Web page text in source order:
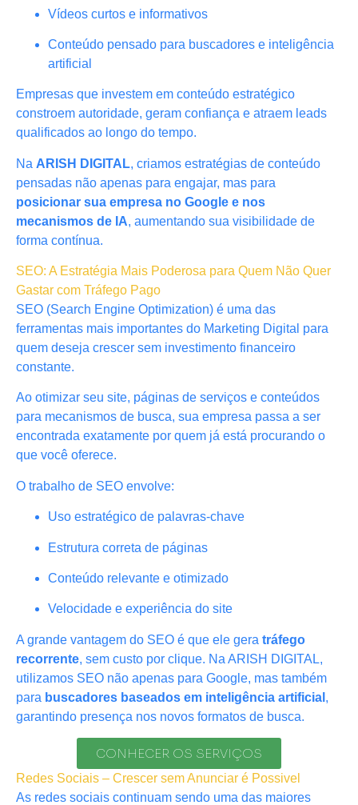
Vídeos curtos e informativos
Conteúdo pensado para buscadores e inteligência
artificial
Empresas que investem em conteúdo estratégico
constroem autoridade, geram confiança e atraem leads
qualificados ao longo do tempo.
Na ARISH DIGITAL, criamos estratégias de conteúdo
pensadas não apenas para engajar, mas para
posicionar sua empresa no Google e nos
mecanismos de IA, aumentando sua visibilidade de
forma contínua.
SEO: A Estratégia Mais Poderosa para Quem Não Quer
Gastar com Tráfego Pago
SEO (Search Engine Optimization) é uma das
ferramentas mais importantes do Marketing Digital para
quem deseja crescer sem investimento financeiro
constante.
Ao otimizar seu site, páginas de serviços e conteúdos
para mecanismos de busca, sua empresa passa a ser
encontrada exatamente por quem já está procurando o
que você oferece.
O trabalho de SEO envolve:
Uso estratégico de palavras-chave
Estrutura correta de páginas
Conteúdo relevante e otimizado
Velocidade e experiência do site
A grande vantagem do SEO é que ele gera tráfego
recorrente, sem custo por clique. Na ARISH DIGITAL,
utilizamos SEO não apenas para Google, mas também
para buscadores baseados em inteligência artificial ,
garantindo presença nos novos formatos de busca.
CONHECER OS SERVIÇOS
Redes Sociais – Crescer sem Anunciar é Possivel
As redes sociais continuam sendo uma das maiores